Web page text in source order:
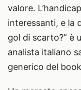
valore.
interessanti, e la
gol di scarto?” è
analista italiano
generico del